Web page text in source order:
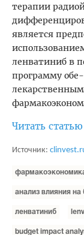
терапии
является
ленватиниб в
программу
Читать
Источник:
анализ влияния
ленватиниб
budget impact